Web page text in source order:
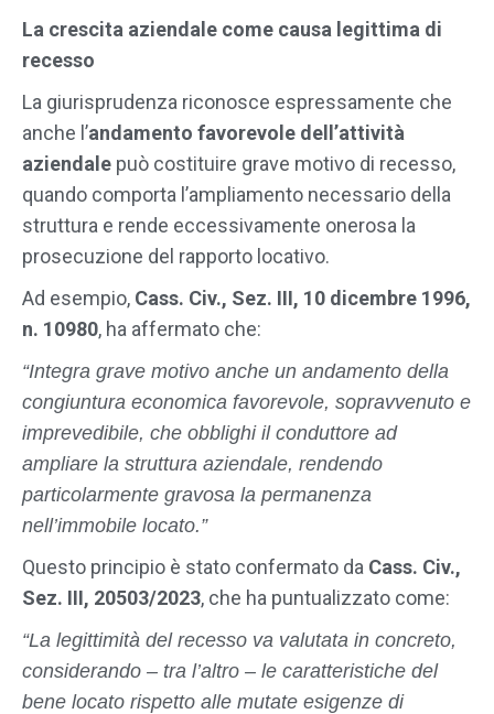
La crescita aziendale come causa legittima di
recesso
La giurisprudenza riconosce espressamente che
anche l’andamento favorevole dell’attività
aziendale può costituire grave motivo di recesso,
quando comporta l’ampliamento necessario della
struttura e rende eccessivamente onerosa la
prosecuzione del rapporto locativo.
Ad esempio, Cass. Civ., Sez. III, 10 dicembre 1996,
n. 10980, ha affermato che:
“Integra grave motivo anche un andamento della
congiuntura economica favorevole, sopravvenuto e
imprevedibile, che obblighi il conduttore ad
ampliare la struttura aziendale, rendendo
particolarmente gravosa la permanenza
nell’immobile locato.”
Questo principio è stato confermato da Cass. Civ.,
Sez. III, 20503/2023, che ha puntualizzato come:
“La legittimità del recesso va valutata in concreto,
considerando – tra l’altro – le caratteristiche del
bene locato rispetto alle mutate esigenze di